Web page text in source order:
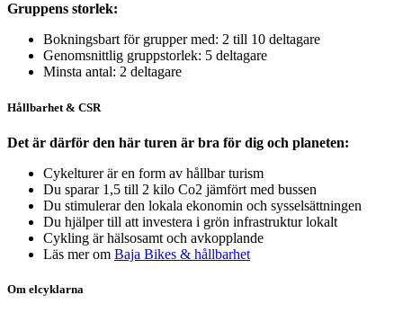
Gruppens storlek:
Bokningsbart för grupper med: 2 till 10 deltagare
Genomsnittlig gruppstorlek: 5 deltagare
Minsta antal: 2 deltagare
Hållbarhet & CSR
Det är därför den här turen är bra för dig och planeten:
Cykelturer är en form av hållbar turism
Du sparar 1,5 till 2 kilo Co2 jämfört med bussen
Du stimulerar den lokala ekonomin och sysselsättningen
Du hjälper till att investera i grön infrastruktur lokalt
Cykling är hälsosamt och avkopplande
Läs mer om Baja Bikes & hållbarhet
Om elcyklarna